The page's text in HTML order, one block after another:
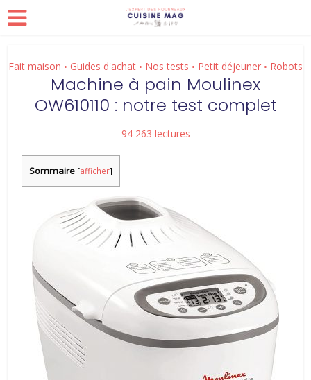
Fait maison • Guides d'achat • Nos tests • Petit déjeuner • Robots
Machine à pain Moulinex
OW610110 : notre test complet
94 263 lectures
Sommaire [afficher]